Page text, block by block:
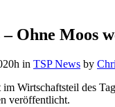
Ohne Moos
in TSP News by
Wirtschaftsteil des
veröffentlicht.